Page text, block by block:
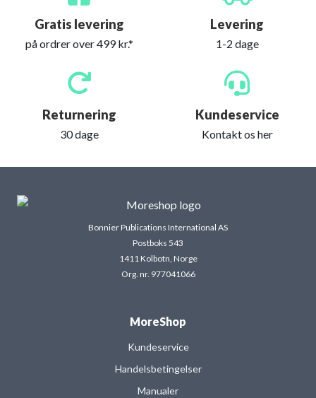
Gratis levering
på ordrer over 499 kr.*
Levering
1-2 dage
Returnering
30 dage
Kundeservice
Kontakt os her
Bonnier Publications International AS
Postboks 543
1411 Kolbotn, Norge
Org. nr. 977041066
MoreShop
Kundeservice
Handelsbetingelser
Manualer